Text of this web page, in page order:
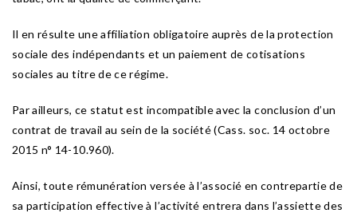
Il en résulte une affiliation obligatoire auprès de la protection
sociale des indépendants et un paiement de cotisations
sociales au titre de ce régime.
Par ailleurs, ce statut est incompatible avec la conclusion d’un
contrat de travail au sein de la société (Cass. soc. 14 octobre
2015 n° 14-10.960).
Ainsi, toute rémunération versée à l’associé en contrepartie de
sa participation effective à l’activité entrera dans l’assiette des